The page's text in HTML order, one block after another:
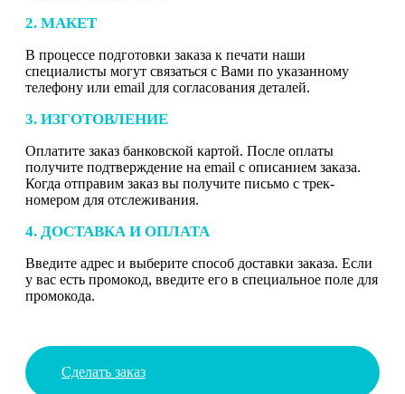
2. МАКЕТ
В процессе подготовки заказа к печати наши
специалисты могут связаться с Вами по указанному
телефону или email для согласования деталей.
3. ИЗГОТОВЛЕНИЕ
Оплатите заказ банковской картой. После оплаты
получите подтверждение на email с описанием заказа.
Когда отправим заказ вы получите письмо с трек-
номером для отслеживания.
4. ДОСТАВКА И ОПЛАТА
Введите адрес и выберите способ доставки заказа. Если
у вас есть промокод, введите его в специальное поле для
промокода.
Сделать заказ